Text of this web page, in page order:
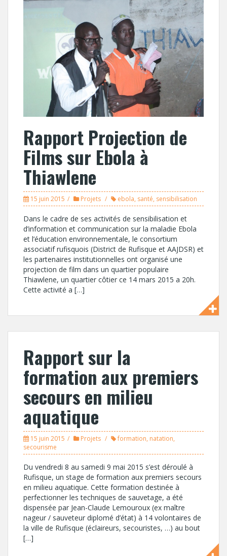
Rapport Projection de
Films sur Ebola à
Thiawlene
15 juin 2015 Projets ebola, santé, sensibilisation
Dans le cadre de ses activités de sensibilisation et
d’information et communication sur la maladie Ebola
et l’éducation environnementale, le consortium
associatif rufisquois (District de Rufisque et AAJDSR) et
les partenaires institutionnelles ont organisé une
projection de film dans un quartier populaire
Thiawlene, un quartier côtier ce 14 mars 2015 a 20h.
Cette activité a […]
Rapport sur la
formation aux premiers
secours en milieu
aquatique
15 juin 2015 Projets formation, natation,
secourisme
Du vendredi 8 au samedi 9 mai 2015 s’est déroulé à
Rufisque, un stage de formation aux premiers secours
en milieu aquatique. Cette formation destinée à
perfectionner les techniques de sauvetage, a été
dispensée par Jean-Claude Lemouroux (ex maître
nageur / sauveteur diplomé d’état) à 14 volontaires de
la ville de Rufisque (éclaireurs, secouristes, …) au bout
[…]